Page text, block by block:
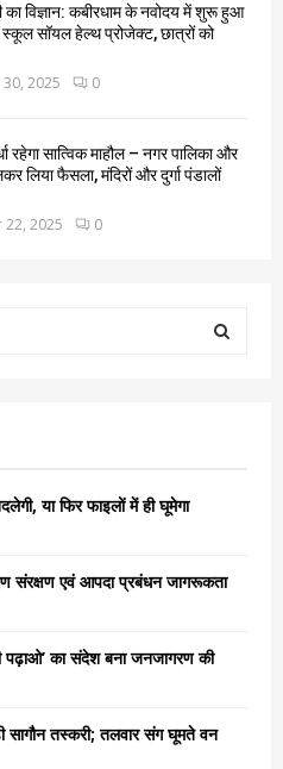
का विज्ञान: कबीरधाम के नवोदय में शुरू हुआ
सॉयल हेल्थ प्रोजेक्ट, छात्रों को
2025 0
रहेगा सात्विक माहौल – नगर पालिका और
लिया फैसला, मंदिरों और दुर्गा पंडालों
22, 2025 0
या फिर फाइलों में ही घूमेगा
संरक्षण एवं आपदा प्रबंधन जागरूकता
पढ़ाओ’ का संदेश बना जनजागरण की
तस्करी; तलवार संग घूमते वन